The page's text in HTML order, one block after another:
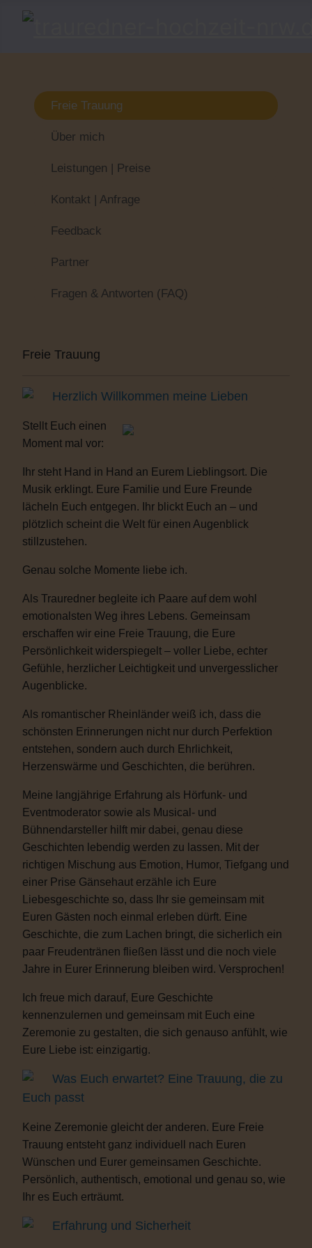
Freie Trauung
Über mich
Leistungen | Preise
Kontakt | Anfrage
Feedback
Partner
Fragen & Antworten (FAQ)
Freie Trauung
Herzlich Willkommen meine Lieben
Stellt Euch einen
Moment mal vor:
Ihr steht Hand in Hand an Eurem Lieblingsort. Die
Musik erklingt. Eure Familie und Eure Freunde
lächeln Euch entgegen. Ihr blickt Euch an – und
plötzlich scheint die Welt für einen Augenblick
stillzustehen.
Genau solche Momente liebe ich.
Als Trauredner begleite ich Paare auf dem wohl
emotionalsten Weg ihres Lebens. Gemeinsam
erschaffen wir eine Freie Trauung, die Eure
Persönlichkeit widerspiegelt – voller Liebe, echter
Gefühle, herzlicher Leichtigkeit und unvergesslicher
Augenblicke.
Als romantischer Rheinländer weiß ich, dass die
schönsten Erinnerungen nicht nur durch Perfektion
entstehen, sondern auch durch Ehrlichkeit,
Herzenswärme und Geschichten, die berühren.
Meine langjährige Erfahrung als Hörfunk- und
Eventmoderator sowie als Musical- und
Bühnendarsteller hilft mir dabei, genau diese
Geschichten lebendig werden zu lassen. Mit der
richtigen Mischung aus Emotion, Humor, Tiefgang und
einer Prise Gänsehaut erzähle ich Eure
Liebesgeschichte so, dass Ihr sie gemeinsam mit
Euren Gästen noch einmal erleben dürft. Eine
Geschichte, die zum Lachen bringt, die sicherlich ein
paar Freudentränen fließen lässt und die noch viele
Jahre in Eurer Erinnerung bleiben wird. Versprochen!
Ich freue mich darauf, Eure Geschichte
kennenzulernen und gemeinsam mit Euch eine
Zeremonie zu gestalten, die sich genauso anfühlt, wie
Eure Liebe ist: einzigartig.
Was Euch erwartet? Eine Trauung, die zu
Euch passt
Keine Zeremonie gleicht der anderen. Eure Freie
Trauung entsteht ganz individuell nach Euren
Wünschen und Eurer gemeinsamen Geschichte.
Persönlich, authentisch, emotional und genau so, wie
Ihr es Euch erträumt.
Erfahrung und Sicherheit